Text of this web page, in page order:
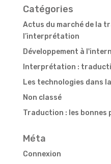
Catégories
Actus du marché de la
l’interprétation
Développement à
Interprétation :
Les technologies dans
Non classé
Traduction : les bonnes
Méta
Connexion